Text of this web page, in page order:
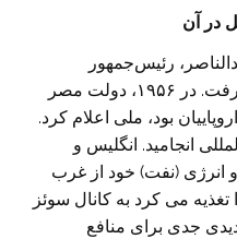
در آن
رئیس‌جمهور
ملی‌گرای مصر، تنش ها شدت گرفت. در ۱۹۵۶، دولت مصر
بود، ملی اعلام کرد.
انجامید. انگلیس و
و انرژی (نفت) خود از غرب
تغذیه می کرد به کانال سوئز
جدی برای منافع